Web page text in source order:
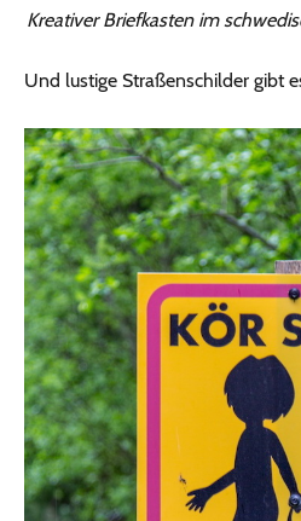
Kreativer Briefkasten im
Und lustige Straßenschilder gibt